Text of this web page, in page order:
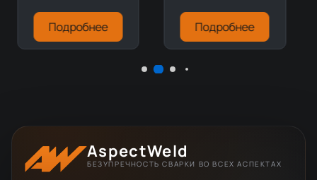
Подробнее Подробнее
AspectWeld
БЕЗУПРЕЧНОСТЬ СВАРКИ ВО ВСЕХ АСПЕКТАХ